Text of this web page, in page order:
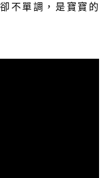
不單調，是寶寶的